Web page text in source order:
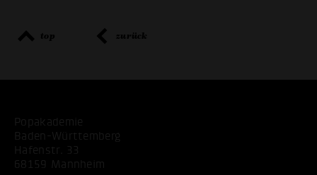
top zurück
Popakademie
Baden-Württemberg
Hafenstr. 33
68159 Mannheim